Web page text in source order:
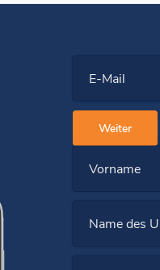
E-Mail
Weiter
Vorname
Name des